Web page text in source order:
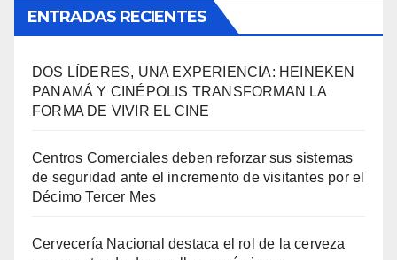
ENTRADAS RECIENTES
DOS LÍDERES, UNA EXPERIENCIA: HEINEKEN
PANAMÁ Y CINÉPOLIS TRANSFORMAN LA
FORMA DE VIVIR EL CINE
Centros Comerciales deben reforzar sus sistemas
de seguridad ante el incremento de visitantes por el
Décimo Tercer Mes
Cervecería Nacional destaca el rol de la cerveza